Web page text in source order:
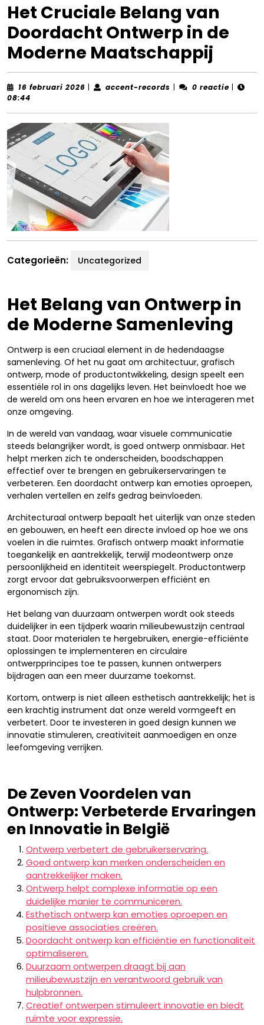
Het Cruciale Belang van
Doordacht Ontwerp in de
Moderne Maatschappij
16 februari 2026 16| accent-records accent-
| 0 reactie |
08:44
Categorieën: Uncategorized
Het Belang van Ontwerp in
de Moderne Samenleving
Ontwerp is een cruciaal element in de hedendaagse
samenleving. Of het nu gaat om architectuur, grafisch
ontwerp, mode of productontwikkeling, design speelt een
essentiële rol in ons dagelijks leven. Het beïnvloedt hoe we
de wereld om ons heen ervaren en hoe we interageren met
onze omgeving.
In de wereld van vandaag, waar visuele communicatie
steeds belangrijker wordt, is goed ontwerp onmisbaar. Het
helpt merken zich te onderscheiden, boodschappen
effectief over te brengen en gebruikerservaringen te
verbeteren. Een doordacht ontwerp kan emoties oproepen,
verhalen vertellen en zelfs gedrag beïnvloeden.
Architecturaal ontwerp bepaalt het uiterlijk van onze steden
en gebouwen, en heeft een directe invloed op hoe we ons
voelen in die ruimtes. Grafisch ontwerp maakt informatie
toegankelijk en aantrekkelijk, terwijl modeontwerp onze
persoonlijkheid en identiteit weerspiegelt. Productontwerp
zorgt ervoor dat gebruiksvoorwerpen efficiënt en
ergonomisch zijn.
Het belang van duurzaam ontwerpen wordt ook steeds
duidelijker in een tijdperk waarin milieubewustzijn centraal
staat. Door materialen te hergebruiken, energie-efficiënte
oplossingen te implementeren en circulaire
ontwerpprincipes toe te passen, kunnen ontwerpers
bijdragen aan een meer duurzame toekomst.
Kortom, ontwerp is niet alleen esthetisch aantrekkelijk; het is
een krachtig instrument dat onze wereld vormgeeft en
verbetert. Door te investeren in goed design kunnen we
innovatie stimuleren, creativiteit aanmoedigen en onze
leefomgeving verrijken.
De Zeven Voordelen van
Ontwerp: Verbeterde Ervaringen
en Innovatie in België
Ontwerp verbetert de gebruikerservaring.
Goed ontwerp kan merken onderscheiden en
aantrekkelijker maken.
Ontwerp helpt complexe informatie op een
duidelijke manier te communiceren.
Esthetisch ontwerp kan emoties oproepen en
positieve associaties creëren.
Doordacht ontwerp kan efficiëntie en functionaliteit
optimaliseren.
Duurzaam ontwerpen draagt bij aan
milieubewustzijn en verantwoord gebruik van
hulpbronnen.
Creatief ontwerpen stimuleert innovatie en biedt
ruimte voor expressie.